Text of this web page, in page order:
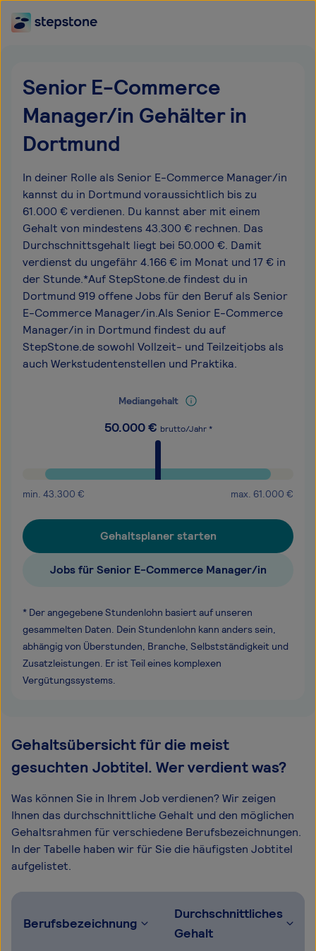
Senior E-Commerce
Manager/in Gehälter in
Dortmund
In deiner Rolle als Senior E-Commerce Manager/in
kannst du in Dortmund voraussichtlich bis zu
61.000 € verdienen. Du kannst aber mit einem
Gehalt von mindestens 43.300 € rechnen. Das
Durchschnittsgehalt liegt bei 50.000 €. Damit
verdienst du ungefähr 4.166 € im Monat und 17 € in
der Stunde.*Auf StepStone.de findest du in
Dortmund 919 offene Jobs für den Beruf als Senior
E-Commerce Manager/in.Als Senior E-Commerce
Manager/in in Dortmund findest du auf
StepStone.de sowohl Vollzeit- und Teilzeitjobs als
auch Werkstudentenstellen und Praktika.
Mediangehalt
50.000€ brutto/Jahr *
min. 43.300 € max. 61.000 €
Gehaltsplaner starten
Jobs für Senior E-Commerce Manager/in
* Der angegebene Stundenlohn basiert auf unseren
gesammelten Daten. Dein Stundenlohn kann anders sein,
abhängig von Überstunden, Branche, Selbstständigkeit und
Zusatzleistungen. Er ist Teil eines komplexen
Vergütungssystems.
Gehaltsübersicht für die meist
gesuchten Jobtitel. Wer verdient was?
Was können Sie in Ihrem Job verdienen? Wir zeigen
Ihnen das durchschnittliche Gehalt und den möglichen
Gehaltsrahmen für verschiedene Berufsbezeichnungen.
In der Tabelle haben wir für Sie die häufigsten Jobtitel
aufgelistet.
Berufsbezeichnung
Durchschnittliches
Gehalt